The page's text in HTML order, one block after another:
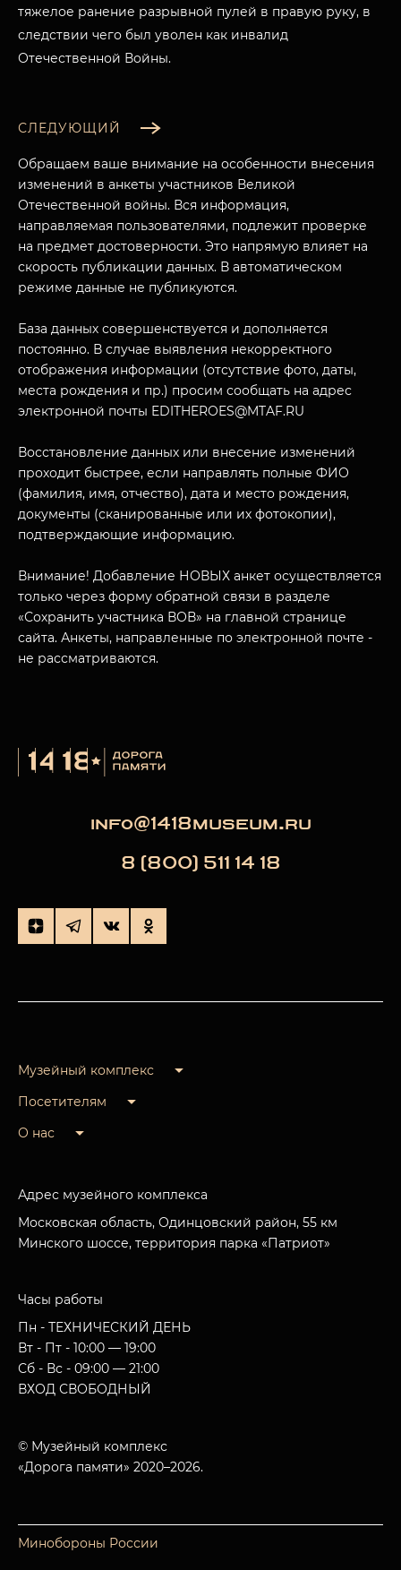
МУЗЕЙНЫЙ КОМПЛЕКС
ПОСЕТИТЕЛЯМ
О НАС
тяжелое ранение разрывной пулей в правую руку, в
следствии чего был уволен как инвалид
Отечественной Войны.
СЛЕДУЮЩИЙ
Обращаем ваше внимание на особенности внесения
изменений в анкеты участников Великой
Отечественной войны. Вся информация,
направляемая пользователями, подлежит проверке
на предмет достоверности. Это напрямую влияет на
скорость публикации данных. В автоматическом
режиме данные не публикуются.
База данных совершенствуется и дополняется
постоянно. В случае выявления некорректного
отображения информации (отсутствие фото, даты,
места рождения и пр.) просим сообщать на адрес
электронной почты EDITHEROES@MTAF.RU
Восстановление данных или внесение изменений
проходит быстрее, если направлять полные ФИО
(фамилия, имя, отчество), дата и место рождения,
документы (сканированные или их фотокопии),
подтверждающие информацию.
Внимание! Добавление НОВЫХ анкет осуществляется
только через форму обратной связи в разделе
«Сохранить участника ВОВ» на главной странице
сайта. Анкеты, направленные по электронной почте -
не рассматриваются.
info@1418museum.ru
8 (800) 511 14 18
Музейный комплекс
Посетителям
О нас
Адрес музейного комплекса
Московская область, Одинцовский район, 55 км
Минского шоссе, территория парка «Патриот»
Часы работы
Пн - ТЕХНИЧЕСКИЙ ДЕНЬ
Вт - Пт - 10:00 — 19:00
Сб - Вс - 09:00 — 21:00
ВХОД СВОБОДНЫЙ
© Музейный комплекс
«Дорога памяти» 2020–2026.
Минобороны России